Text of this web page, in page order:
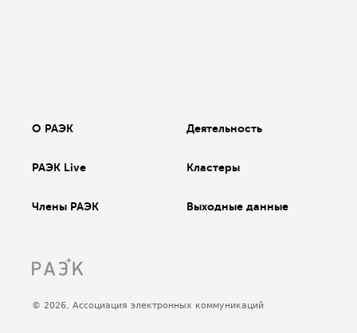
О РАЭК Деятельность
РАЭК Live Кластеры
Члены РАЭК Выходные данные
© 2026, Ассоциация электронных коммуникаций